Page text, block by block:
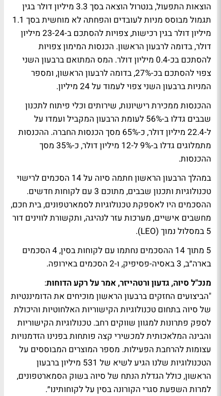
הוצאות התפעול, בנטרול הוצאה בסך 3.3 מיליון דולר בגין
תגמול מבוסס מניות לעובדים והפחתה לא מוחשית בסך 1.1
מיליון דולר בגין רכישות, צפויות להסתכם ב-23-24 מיליון
דולר, בדומה לרבעון הראשון. הכנסות המימון צפויות
להסתכם בכ-0.4 מיליון דולר. המס המתואם ברבעון השני
צפוי להסתכם בכ-27%, בדומה לרבעון הראשון, ומספר
המניות ברבעון השני צפוי לעמוד על 24 מיליון.
ההכנסות ממכירת רישיונות, שירותים וכלי פיתוח לתכנון
שבבים גדלו ב-56% לעומת הרבעון המקביל ועמדו על
ל-22.4 מיליון דולר, כ-65% מסך הכנסות החברה. ההכנסות
מתמלוגים גדלו ב-9% ל-12 מיליון דולר, כ-35% מסך
ההכנסות.
במהלך הרבעון הראשון חתמה סיוה על 14 הסכמים לרישוי
טכנולוגיות ותכנון שבבים, מתוכם 3 עם לקוחות חדשים.
ההסכמים היו לאספקת טכנולוגיות לסמארטפונים, בית חכם,
מחשבים אישיים, מערכות עזר לנהיגה, ותקשורת לווינים דור
5 במסלול נמוך (LEO).
5 מתוך 14 ההסכמים נחתמו עם לקוחות בסין, 4 הסכמים
בארה״ב, 3 באסיה-פסיפיק, ו-2 הסכמים באירופה.
מנכ"ל סיוה, גדעון ורטהייזר, אמר על רקע הדוחות:
"הביצועים החזקים ברבעון הראשון מוכיחים את הדומיננטיות
של סיוה בתחום טכנולוגיות הקישוריות האלחוטיות והיכולת
לספק פתרונות למגוון שווקים רחב. טכנולוגיות הקישוריות
והבינה המלאכותית למכשירי קצה פותחות בפנינו הזדמנויות
עצומות להרחבת הפעילות. מספר המוצרים המבוססים על
הטכנולוגיות שלנו הגיע לשיא של 531 מיליון ברבעון
הראשון, כולל הגדלת הנתח של סיוה בשוק הסמארטפונים,
למרות השפעת סגרי הקורונה בסין על לקוחותינו״.